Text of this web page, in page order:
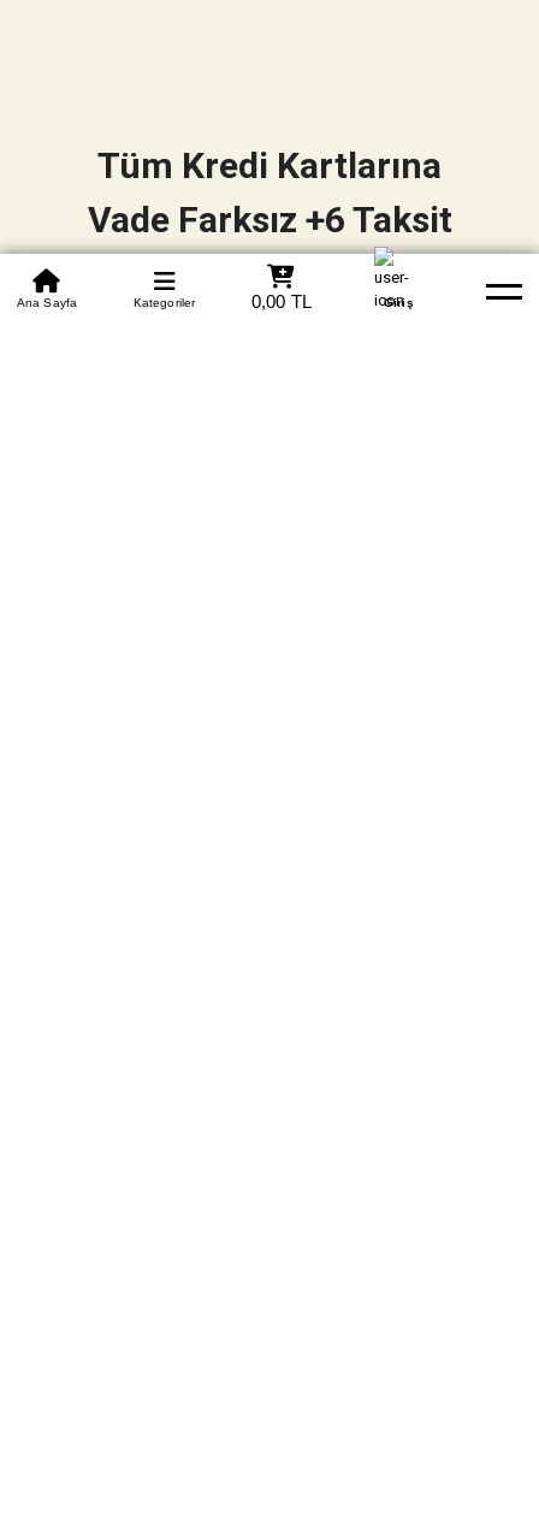
0850 305 09 70
Beden Tablosu Banka Hesapları Whatsapp Yardım
Ana Sayfa Kategoriler 0,00 TL Giriş
Tüm Kredi Kartlarına
Vade Farksız +6 Taksit